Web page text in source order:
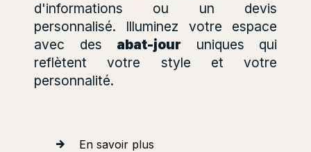
d'informations ou un devis
personnalisé. Illuminez votre espace
avec des abat-jour uniques qui
reflètent votre style et votre
personnalité.
En savoir plus